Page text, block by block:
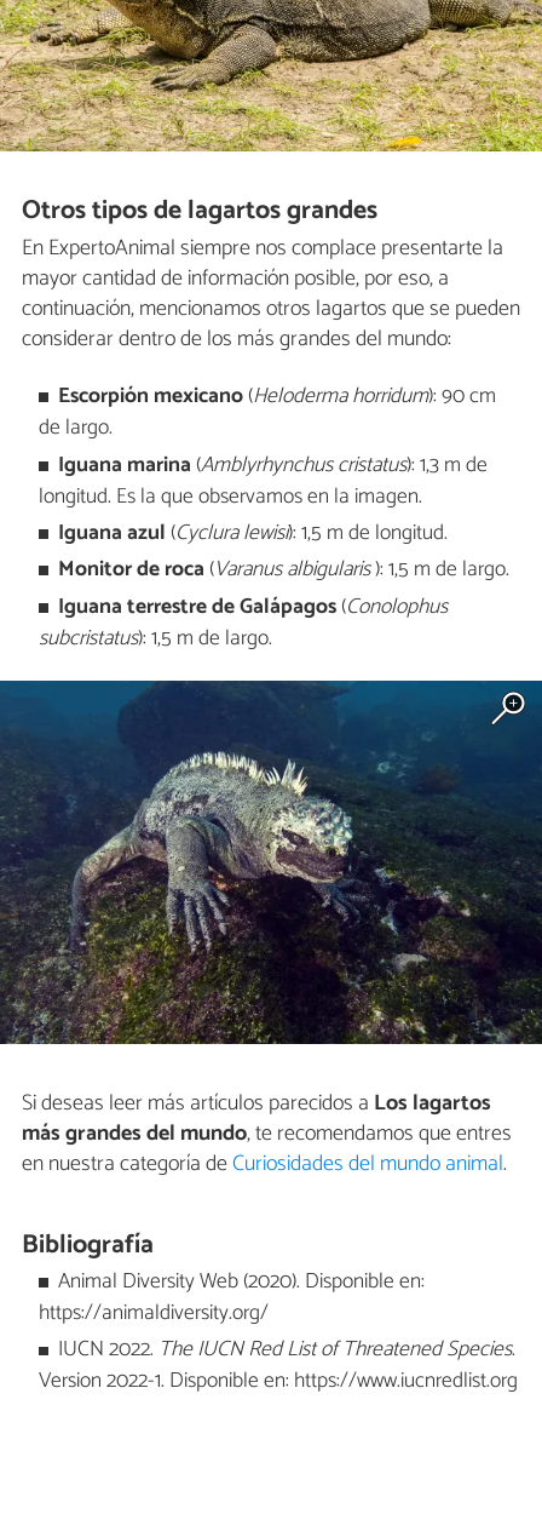
Otros tipos de lagartos grandes
En ExpertoAnimal siempre nos complace presentarte la
mayor cantidad de información posible, por eso, a
continuación, mencionamos otros lagartos que se pueden
considerar dentro de los más grandes del mundo:
Escorpión mexicano(Heloderma horridum): 90 cm
de largo.
Iguana marina (Amblyrhynchus cristatus):1,3 m de
longitud. Es la que observamos en la imagen.
Iguana azul (Cyclura lewisi): 1,5 m de longitud.
Monitor de roca (Varanus albigularis): 1,5 m de largo.
Iguana terrestre de Galápagos(Conolophus
subcristatus): 1,5 m de largo.
Si deseas leer más artículos parecidos a Los lagartos
más grandes del mundo, te recomendamos que entres
en nuestra categoría deCuriosidades del mundo animal.
Bibliografía
Animal Diversity Web (2020). Disponible en:
https://animaldiversity.org/
IUCN 2022. The IUCN Red List of Threatened Species.
Version 2022-1. Disponible en: https://www.iucnredlist.org